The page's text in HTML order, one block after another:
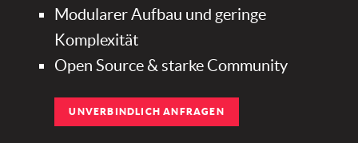
Modularer Aufbau und geringe
Komplexität
Open Source & starke Community
UNVERBINDLICH ANFRAGEN